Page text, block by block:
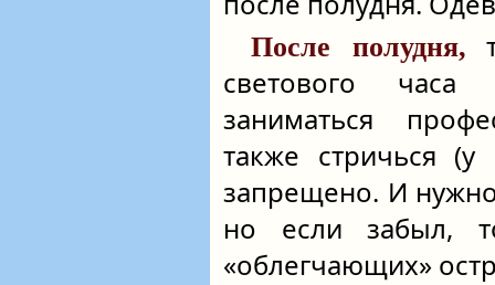
После полудня,
светового
заниматься
также стричься
запрещено. И
но если забыл,
«облегчающих»